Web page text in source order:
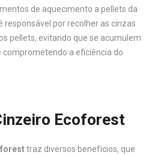
de aquecimento a pellets da
responsável por recolher as cinzas
pellets, evitando que se acumulem
a eficiência do
Ecoforest
traz diversos benefícios, que